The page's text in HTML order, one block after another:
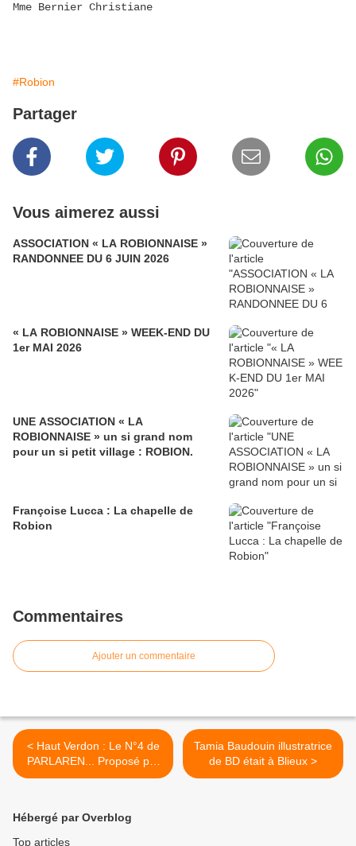
Mme Bernier Christiane
#Robion
Partager
Vous aimerez aussi
ASSOCIATION « LA ROBIONNAISE »
RANDONNEE DU 6 JUIN 2026
« LA ROBIONNAISE » WEEK-END DU
1er MAI 2026
UNE ASSOCIATION « LA
ROBIONNAISE » un si grand nom
pour un si petit village : ROBION.
Françoise Lucca : La chapelle de
Robion
Commentaires
Ajouter un commentaire
< Haut Verdon : Le N°4 de
PARLAREN... Proposé par
Aline Marengo et Jean-
Tamia Baudouin illustratrice
de BD était à Blieux >
Hébergé par Overblog
Top articles